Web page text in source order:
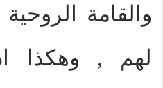
والقامة
لهم , وهكذا